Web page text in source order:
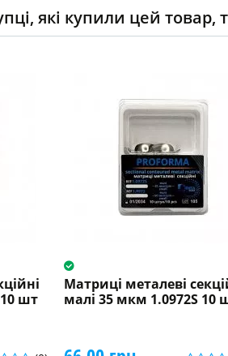
які купили цей товар,
шт
Матриці металеві
малі 35 мкм 1.0972S 10